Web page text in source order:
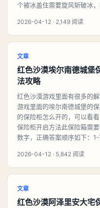
个被冰盖住需要旋风斩破冰
2026-04-12 · 2,149 阅读
文章
红色沙漠埃尔南德城堡
法攻略
红色沙漠游戏里面有很多的
游戏里面的埃尔南德城堡的
的保险柜怎么开的，可以看
保险柜开启方法此保险箱需
数字，正确答案顺序如下：
2026-04-12 · 5,842 阅读
文章
红色沙漠阿泽里安大宅